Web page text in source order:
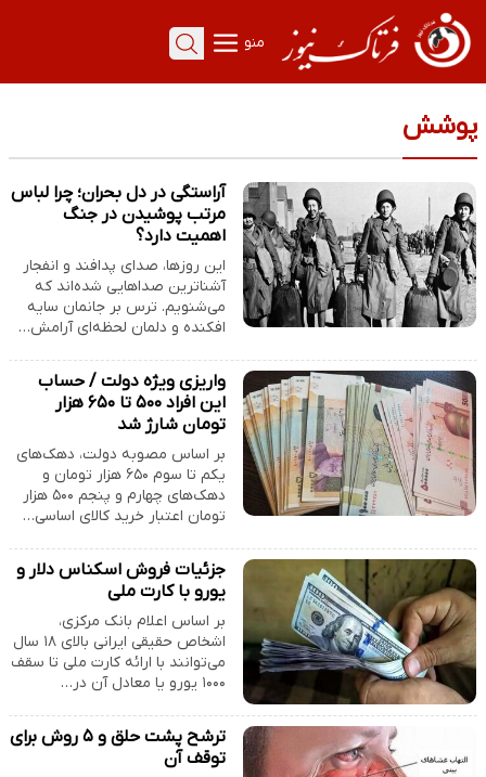
منو
پوشش
آراستگی در دل بحران؛ چرا لباس
مرتب پوشیدن در جنگ
اهمیت دارد؟
این روزها، صدای پدافند و انفجار
آشناترین صداهایی شده‌اند که
می‌شنویم. ترس بر جانمان سایه
افکنده و دلمان لحظه‌ای آرامش…
واریزی ویژه دولت / حساب
این افراد ۵۰۰ تا ۶۵۰ هزار
تومان شارژ شد
بر اساس مصوبه دولت، دهک‌های
یکم تا سوم ۶۵۰ هزار تومان و
دهک‌های چهارم و پنجم ۵۰۰ هزار
تومان اعتبار خرید کالای اساسی…
جزئیات فروش اسکناس دلار و
یورو با کارت ملی
بر اساس اعلام بانک مرکزی،
اشخاص حقیقی ایرانی بالای ۱۸ سال
می‌توانند با ارائه کارت ملی تا سقف
۱۰۰۰ یورو یا معادل آن در…
ترشح پشت حلق و ۵ روش برای
توقف آن